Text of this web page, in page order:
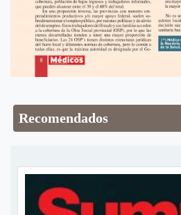
Recomendados